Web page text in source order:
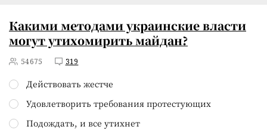
Какими методами украинские власти
могут утихомирить майдан?
54675 319
Действовать жестче
Удовлетворить требования протестующих
Подождать, и все утихнет